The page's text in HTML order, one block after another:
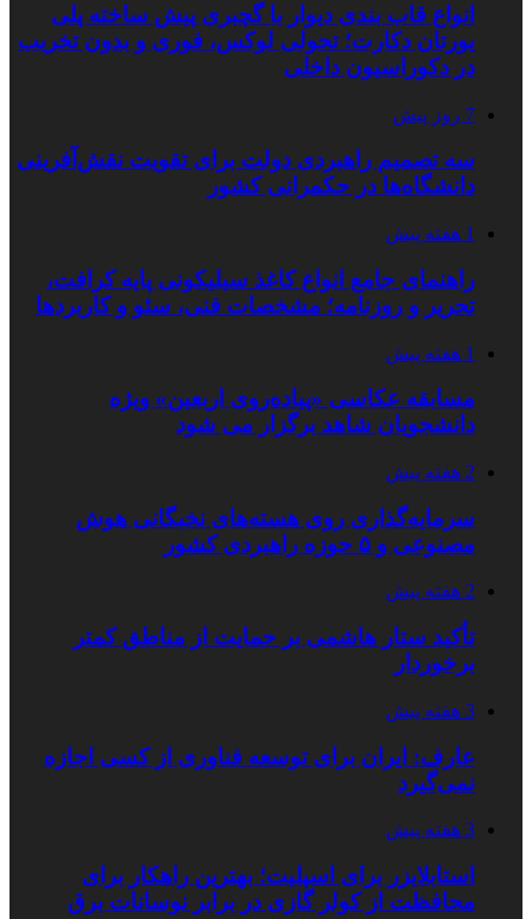
انواع قاب بندی دیوار با گچبری پیش ساخته پلی
یورتان دکارت؛ تحولی لوکس، فوری و بدون تخریب
در دکوراسیون داخلی
7 روز پیش
سه تصمیم راهبردی دولت برای تقویت نقش‌آفرینی
دانشگاه‌ها در حکمرانی کشور
1 هفته پیش
راهنمای جامع انواع کاغذ سیلیکونی پایه کرافت،
تحریر و روزنامه؛ مشخصات فنی، سئو و کاربردها
1 هفته پیش
مسابقه عکاسی «پیاده‌روی اربعین» ویژه
دانشجویان شاهد برگزار می شود
2 هفته پیش
سرمایه‌گذاری روی هسته‌های نخبگانی هوش
مصنوعی و ۵ حوزه راهبردی کشور
2 هفته پیش
تأکید ستار هاشمی بر حمایت از مناطق کمتر
برخوردار
3 هفته پیش
عارف: ایران برای توسعه فناوری از کسی اجازه
نمی‌گیرد
3 هفته پیش
استابلایزر برای اسپلیت؛ بهترین راهکار برای
محافظت از کولر گازی در برابر نوسانات برق